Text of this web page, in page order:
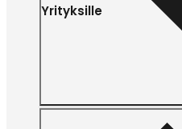
Yrityksille